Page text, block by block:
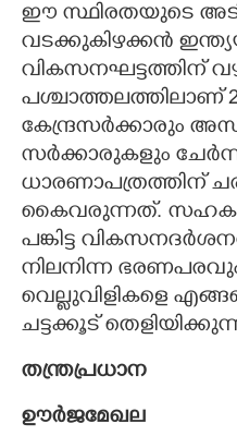
ഈ സ്ഥിരതയുടെ
വടക്കുകിഴക്കൻ
വികസനഘട്ടത്തിന്
പശ്ചാത്തലത്തിലാണ്
കേന്ദ്രസർക്കാരും
സർക്കാരുകളും ചേർന്ന്
ധാരണാപത്രത്തിന്
കൈവരുന്നത്.
പങ്കിട്ട
നിലനിന്ന
വെല്ലുവിളികളെ
ചട്ടക്കൂട്
തന്ത്രപ്രധാന
ഊർജമേഖല